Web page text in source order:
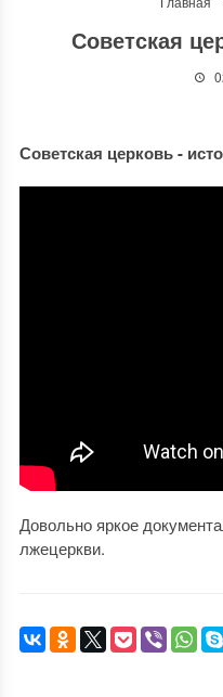
Советская
Советская церковь -
Довольно яркое
лжецеркви.